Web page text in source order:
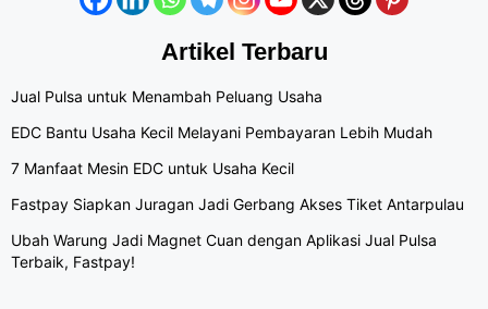
Artikel Terbaru
Jual Pulsa untuk Menambah Peluang Usaha
EDC Bantu Usaha Kecil Melayani Pembayaran Lebih Mudah
7 Manfaat Mesin EDC untuk Usaha Kecil
Fastpay Siapkan Juragan Jadi Gerbang Akses Tiket Antarpulau
Ubah Warung Jadi Magnet Cuan dengan Aplikasi Jual Pulsa
Terbaik, Fastpay!